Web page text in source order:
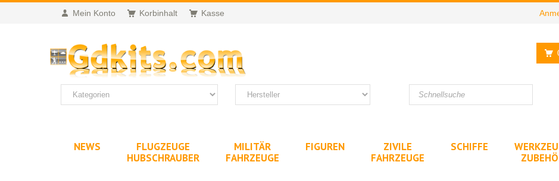
Mein Konto Korbinhalt Kasse
NEWS
FLUGZEUGE
HUBSCHRAUBER
MILITÄR
FAHRZEUGE
FIGUREN
ZIVILE
FAHRZEUGE
SCHIFFE